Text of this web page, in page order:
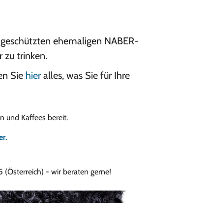
ehemaligen NABER-
zu trinken.
Sie hieralles, was Sie für Ihre
und Kaffees bereit.
(Österreich) - wir beraten gerne!